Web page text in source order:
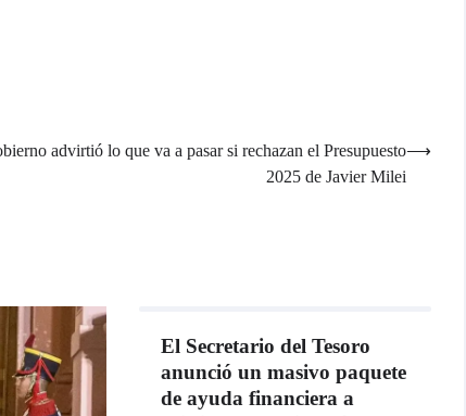
advirtió lo que va a pasar si rechazan el Presupuesto
2025 de Javier Milei
⟶
El Secretario del Tesoro
anunció un masivo paquete
de ayuda financiera a